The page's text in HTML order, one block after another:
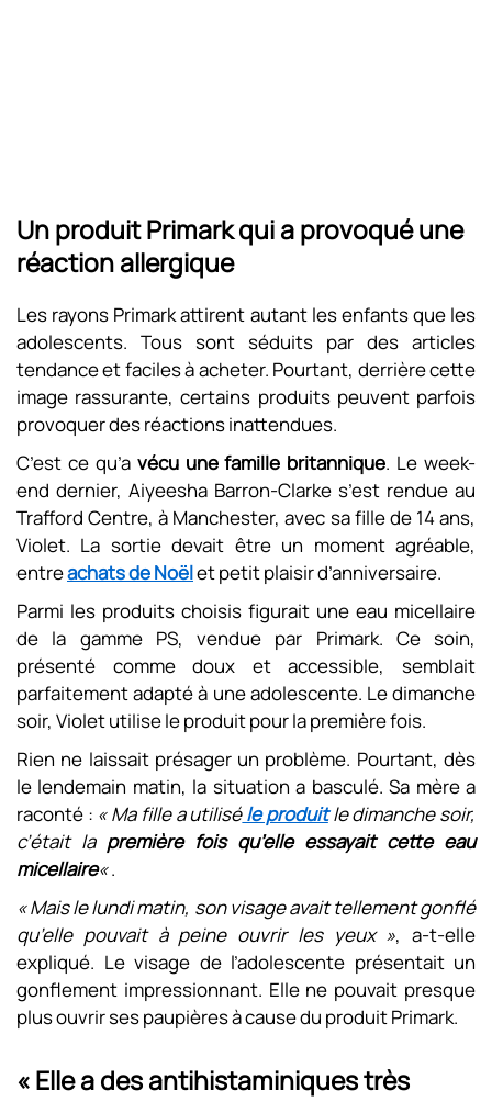
Un produit Primark qui a provoqué une
réaction allergique
Les rayons Primark attirent autant les enfants que les
adolescents. Tous sont séduits par des articles
tendance et faciles à acheter. Pourtant, derrière cette
image rassurante, certains produits peuvent parfois
provoquer des réactions inattendues.
C’est ce qu’a vécu une famille britannique. Le week-
end dernier, Aiyeesha Barron-Clarke s’est rendue au
Trafford Centre, à Manchester, avec sa fille de 14 ans,
Violet. La sortie devait être un moment agréable,
entreachats de Noëlet petit plaisir d’anniversaire.
Parmi les produits choisis figurait une eau micellaire
de la gamme PS, vendue par Primark. Ce soin,
présenté comme doux et accessible, semblait
parfaitement adapté à une adolescente. Le dimanche
soir, Violet utilise le produit pour la première fois.
Rien ne laissait présager un problème. Pourtant, dès
le lendemain matin, la situation a basculé. Sa mère a
raconté : « Ma fille a utiliséle produitle dimanche soir,
c’était la première fois qu’elle essayait cette eau
micellaire«.
« Mais le lundi matin, son visage avait tellement gonflé
qu’elle pouvait à peine ouvrir les yeux », a-t-elle
expliqué. Le visage de l’adolescente présentait un
gonflement impressionnant. Elle ne pouvait presque
plus ouvrir ses paupières à cause du produit Primark.
« Elle a des antihistaminiques très